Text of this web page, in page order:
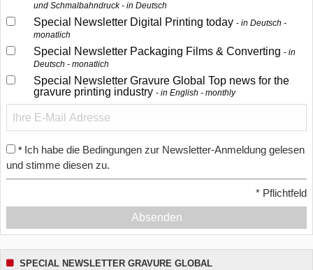
und Schmalbahndruck - in Deutsch
Special Newsletter Digital Printing today
in Deutsch -
monatlich
Special Newsletter Packaging Films & Converting
in
Deutsch - monatlich
Special Newsletter Gravure Global Top news for the
gravure printing industry
in English - monthly
* Ich habe die Bedingungen zur Newsletter-Anmeldung gelesen
und stimme diesen zu.
* Pflichtfeld
Absenden
SPECIAL NEWSLETTER GRAVURE GLOBAL